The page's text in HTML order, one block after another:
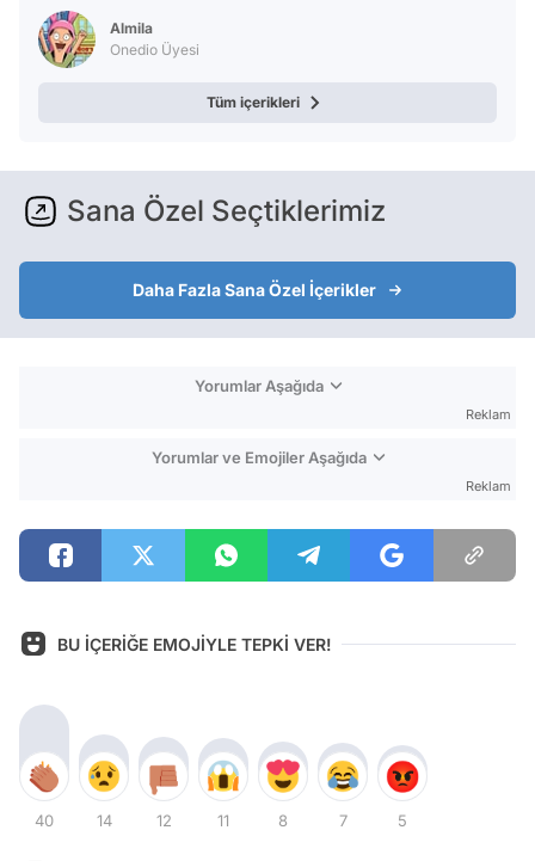
Almila
Onedio Üyesi
Tüm içerikleri
Sana Özel Seçtiklerimiz
Daha Fazla Sana Özel İçerikler
Yorumlar Aşağıda
Reklam
Yorumlar ve Emojiler Aşağıda
Reklam
BU İÇERİĞE EMOJİYLE TEPKİ VER!
40 14 12 11 8 7 5